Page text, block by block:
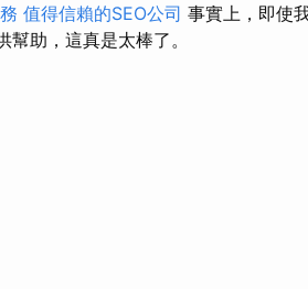
值得信賴的SEO公司 事實上，即使
助，這真是太棒了。